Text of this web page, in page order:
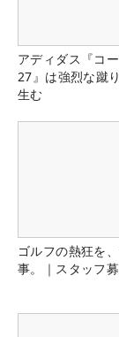
アディダス『コ
27』は強烈な蹴
生む
ゴルフの熱狂を
事。｜スタッフ